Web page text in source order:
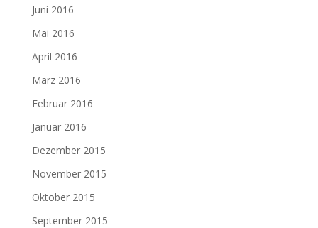
Juni 2016
Mai 2016
April 2016
März 2016
Februar 2016
Januar 2016
Dezember 2015
November 2015
Oktober 2015
September 2015